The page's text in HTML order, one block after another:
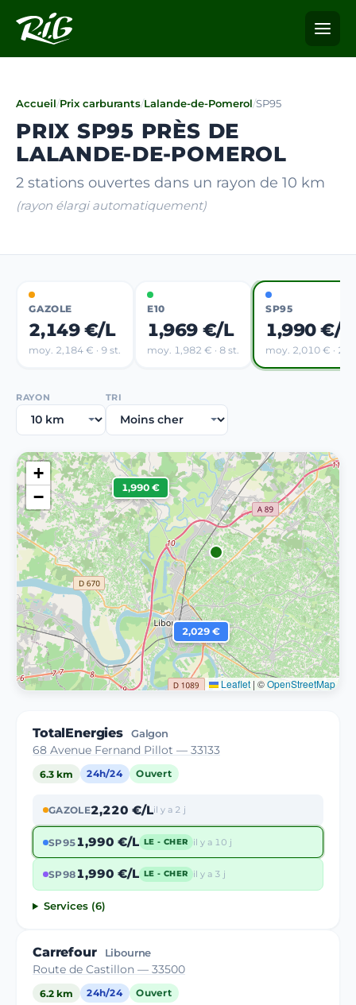
Accueil/Prix carburants/Lalande-de-Pomerol/SP95
PRIX SP95 PRÈS DE
LALANDE-DE-POMEROL
2 stations ouvertes dans un rayon de 10 km
(rayon élargi automatiquement)
GAZOLE
2,149 €/L
moy. 2,184 € · 9 st.
E10
1,969 €/L
moy. 1,982 € · 8 st.
SP95
1,990 €/L
moy. 2,010 € · 2
RAYON TRI
1,990 €
2,029 €
+
−
Leaflet | ©OpenStreetMap
TotalEnergies Galgon
68 Avenue Fernand Pillot — 33133
6.3 km 24h/24 Ouvert
GAZOLE2,220 €/Lil y a 2 j
SP951,990 €/L LE - CHER il y a 10 j
SP981,990 €/L LE - CHER il y a 3 j
Services (6)
Carrefour Libourne
Route de Castillon — 33500
6.2 km 24h/24 Ouvert